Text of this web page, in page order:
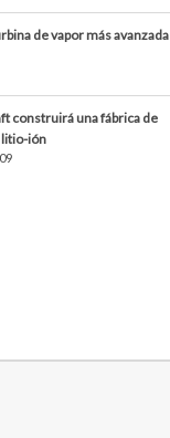
de vapor más avanzada
construirá una fábrica de
litio-ión